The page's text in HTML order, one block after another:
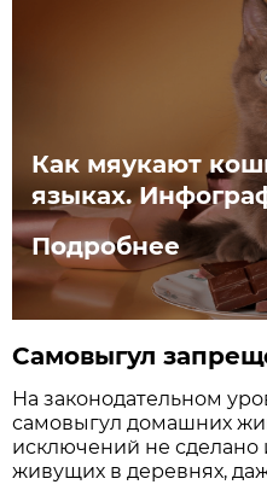
Как мяукают
языках.
Подробнее
Самовыгул
На законодательном
самовыгул домашних
исключений не сделано
живущих в деревнях,